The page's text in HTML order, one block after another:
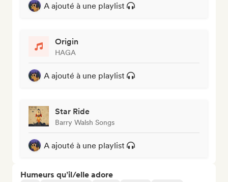
A ajouté à une playlist
Origin
HAGA
A ajouté à une playlist
Star Ride
Barry Walsh Songs
A ajouté à une playlist
Humeurs qu’il/elle adore